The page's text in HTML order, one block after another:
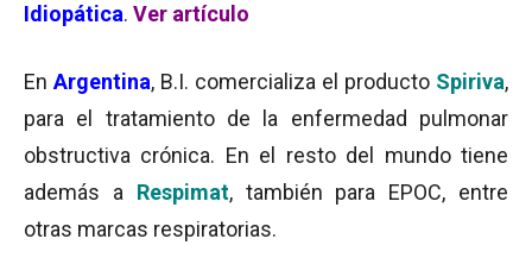
Idiopática. Ver artículo
En Argentina, B.I. comercializa el producto Spiriva,
para el tratamiento de la enfermedad pulmonar
obstructiva crónica. En el resto del mundo tiene
además a Respimat, también para EPOC, entre
otras marcas respiratorias.